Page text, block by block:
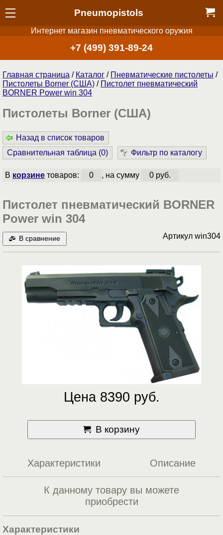
Pneumopistols
Интернет магазин пневматического оружия
+7 (499) 391-89-24
Главная страница / Каталог / Пнев­ма­ти­чес­кие пистолеты /
Пистолеты Borner (США) / Пистолет пневматический
BORNER Power win 304
Пистолеты Borner (США)
Назад в список товаров
Сравнительная таблица (0) Фильтр по каталогу
В корзинетоваров: 0 , на сумму 0 руб.
Пистолет пневматический BORNER
Power win 304
В сравнение Артикул win304
Цена 8390 руб.
В корзину
Характеристики Описание
К данному товару вы можете
приобрести
Характеристики